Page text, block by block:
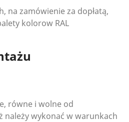
na zamówienie za dopłatą,
kolorow RAL
równe i wolne od
należy wykonać w warunkach